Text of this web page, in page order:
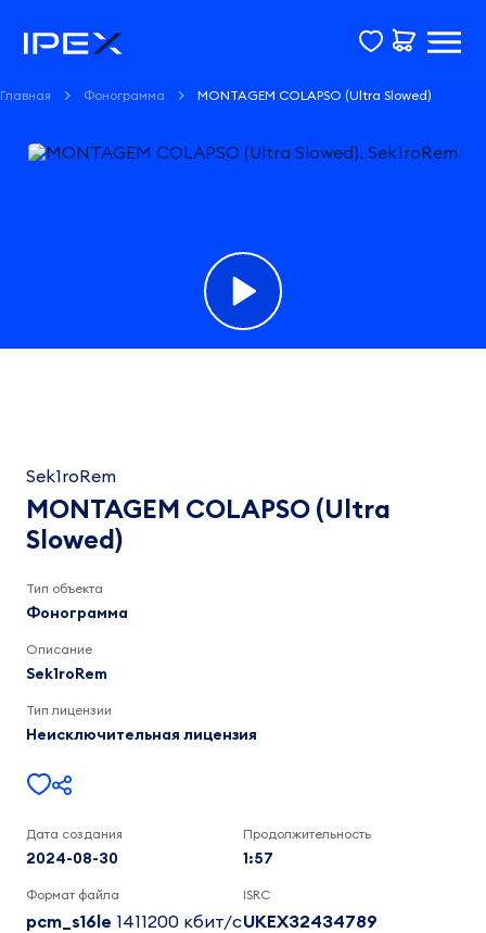
Главная Фонограмма MONTAGEM COLAPSO (Ultra Slowed)
COLAPSO
(Ultra
Slowed)
Sek1roRem
1:57
Sek1roRem
MONTAGEM COLAPSO (Ultra
Slowed)
Тип объекта
Фонограмма
Описание
Sek1roRem
Тип лицензии
Неисключительная лицензия
Дата создания
2024-08-30
Продолжительность
1:57
Формат файла
pcm_s16le 1411200 кбит/c
ISRC
UKEX32434789